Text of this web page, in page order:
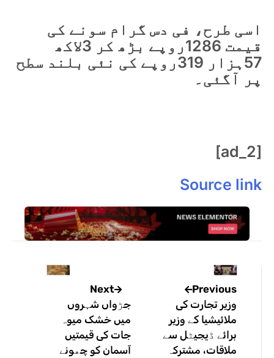
اسی طرح، فی دس گرام سونے کی
قیمت 1286روپے بڑھ کر 3لاکھ
57ہزار 319روپے کی نئی بلند سطح
پر آگئی۔
[ad_2]
Source link
Previous
وزیر تجارت کی
ملائیشیا کے وزیر
برائے ڈیجیٹل سے
ملاقات، مشترکہ
Next
جڑواں شہروں
میں خشک میوہ
جات کی قیمتیں
آسمان کو چھونے